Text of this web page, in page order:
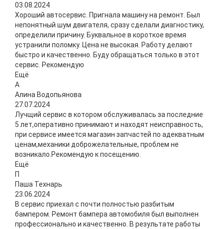
03.08.2024
Хороший автосервис. Пригнала машину на ремонт. Был
непонятный шум двигателя, сразу сделали диагностику,
определили причину. Буквальное в короткое время
устранили поломку. Цена не высокая. Работу делают
быстро и качественно. Буду обращаться только в этот
сервис. Рекомендую
Ещё
А
Алина Водопьянова
27.07.2024
Лучщий сервис в котором обслуживалась за последние
5 лет,оперативно принимают и находят неисправность,
при сервисе имеется магазин запчастей по адекватным
ценам,механики доброжелательные, проблем не
возникало.Рекомендую к посещению.
Ещё
П
Паша Технарь
23.06.2024
В сервис приехал с почти полностью разбитым
бампером. Ремонт бампера автомобиля был выполнен
профессионально и качественно. В результате работы